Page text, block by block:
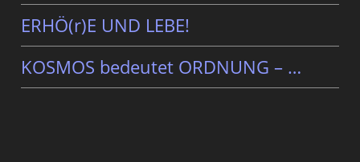
ERHÖ(r)E UND LEBE!
KOSMOS bedeutet ORDNUNG – …